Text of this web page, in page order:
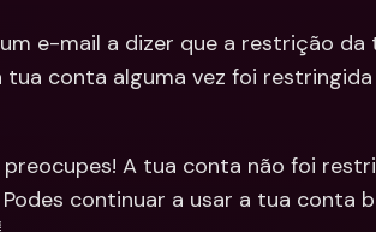
e-mail a dizer que a restrição
conta alguma vez foi
A tua conta não foi
continuar a usar a tua conta